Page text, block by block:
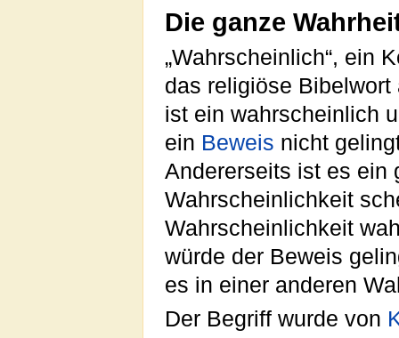
Die ganze
„Wahrscheinlich“, ein
das religiöse Bibelwort
ist ein wahrscheinlich
ein Beweis nicht
Andererseits ist es ein
Wahrscheinlichkeit
Wahrscheinlichkeit
würde der Beweis
es in einer anderen
Der Begriff wurde von